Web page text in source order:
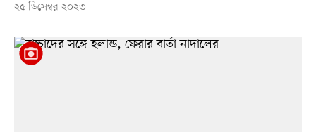
২৫ ডিসেম্বর ২০২৩